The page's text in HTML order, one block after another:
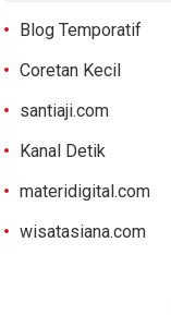
Blog Temporatif
Coretan Kecil
santiaji.com
Kanal Detik
materidigital.com
wisatasiana.com